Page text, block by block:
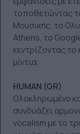
τοποθετώντας
Μουσικής, το
Athens, το
κεντρίζοντας το
μίντια.
HUMAN (GR)
Ολοκληρωμένο
συνδυάζει
vocalism με το